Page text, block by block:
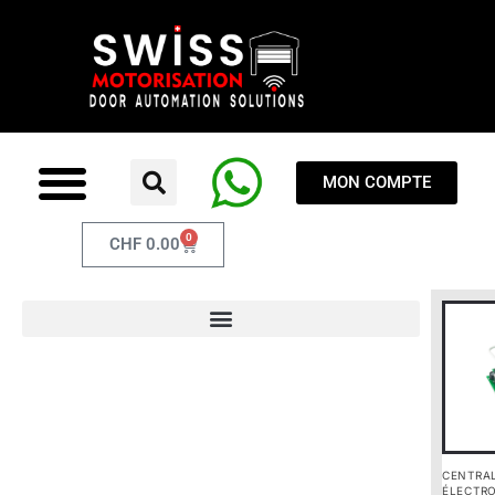
MON COMPTE
CHF0.00 0